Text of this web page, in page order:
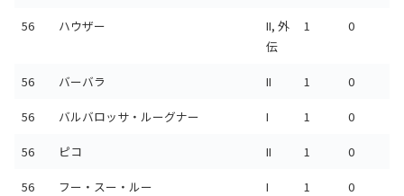
56 ハウザー
II, 外
伝
1 0
56 バーバラ II 1 0
56 バルバロッサ・ルーグナー I 1 0
56 ピコ II 1 0
56 フー・スー・ルー I 1 0